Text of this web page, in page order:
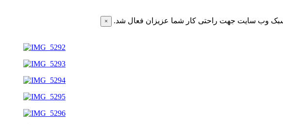
وب سایت جهت راحتی کار شما عزیزان فعال شد. ×